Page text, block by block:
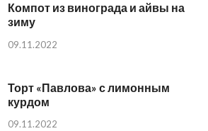
Компот из винограда и айвы на
зиму
09.11.2022
Торт «Павлова» с лимонным
курдом
09.11.2022